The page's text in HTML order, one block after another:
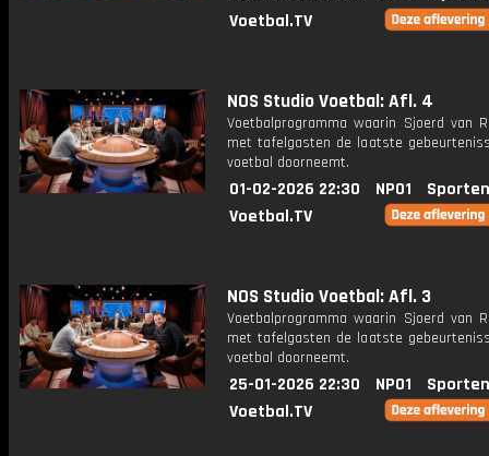
Voetbal.TV
NOS Studio Voetbal: Afl. 4
Voetbalprogramma waarin Sjoerd van
met tafelgasten de laatste
voetbal doorneemt.
01-02-2026 22:30 NPO1
Voetbal.TV
NOS Studio Voetbal: Afl. 3
Voetbalprogramma waarin Sjoerd van
met tafelgasten de laatste
voetbal doorneemt.
25-01-2026 22:30 NPO1
Voetbal.TV